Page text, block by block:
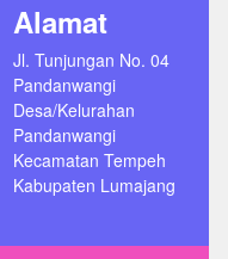
Alamat
Jl. Tunjungan No. 04
Pandanwangi
Desa/Kelurahan
Pandanwangi
Kecamatan Tempeh
Kabupaten Lumajang